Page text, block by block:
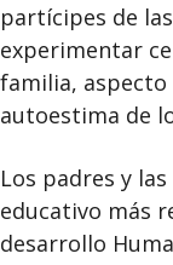
partícipes de
experimentar
familia,
autoestima de
Los padres y
educativo más
desarrollo